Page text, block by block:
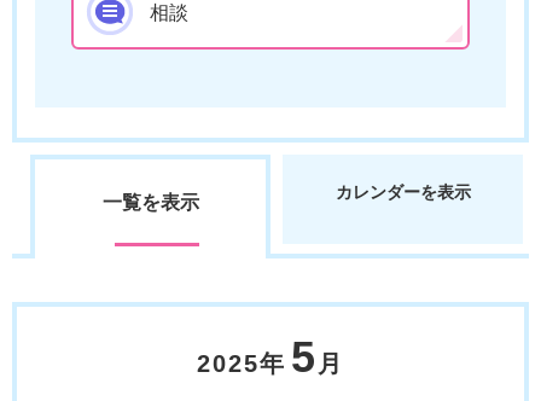
相談
一覧を表示 カレンダーを表示
2025年 5 月